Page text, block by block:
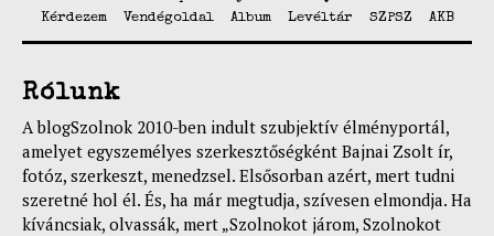
Kérdezem
Vendégoldal Album Levéltár SZPSZ AKB
Rólunk
A blogSzolnok 2010-ben indult szubjektív élményportál,
amelyet egyszemélyes szerkesztőségként Bajnai Zsolt ír,
fotóz, szerkeszt, menedzsel. Elsősorban azért, mert tudni
szeretné hol él. És, ha már megtudja, szívesen elmondja. Ha
kíváncsiak, olvassák, mert „Szolnokot járom, Szolnokot